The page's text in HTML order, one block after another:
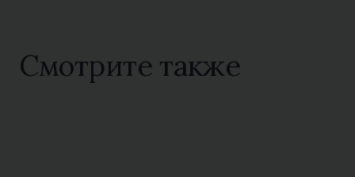
Смотрите также